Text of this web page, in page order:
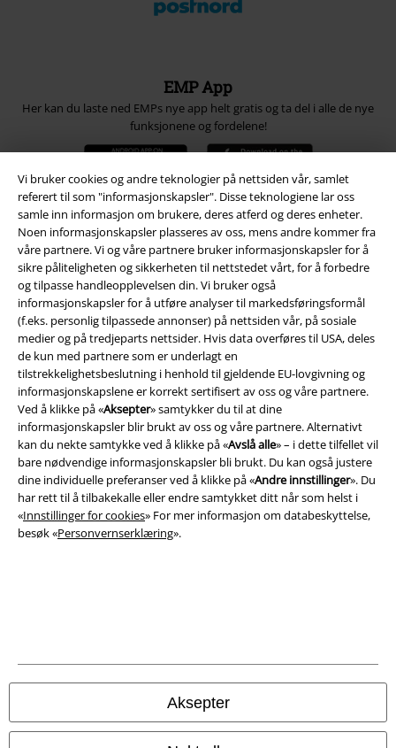
Vi bruker cookies og andre teknologier på nettsiden vår, samlet
referert til som "informasjonskapsler". Disse teknologiene lar oss
samle inn informasjon om brukere, deres atferd og deres enheter.
Noen informasjonskapsler plasseres av oss, mens andre kommer fra
våre partnere. Vi og våre partnere bruker informasjonskapsler for å
sikre påliteligheten og sikkerheten til nettstedet vårt, for å forbedre
og tilpasse handleopplevelsen din. Vi bruker også
informasjonskapsler for å utføre analyser til markedsføringsformål
(f.eks. personlig tilpassede annonser) på nettsiden vår, på sosiale
medier og på tredjeparts nettsider. Hvis data overføres til USA, deles
de kun med partnere som er underlagt en
tilstrekkelighetsbeslutning i henhold til gjeldende EU-lovgivning og
informasjonskapslene er korrekt sertifisert av oss og våre partnere.
Ved å klikke på «Aksepter» samtykker du til at dine
informasjonskapsler blir brukt av oss og våre partnere. Alternativt
kan du nekte samtykke ved å klikke på «Avslå alle» – i dette tilfellet vil
bare nødvendige informasjonskapsler bli brukt. Du kan også justere
dine individuelle preferanser ved å klikke på «Andre innstillinger». Du
har rett til å tilbakekalle eller endre samtykket ditt når som helst i
«Innstillinger for cookies» For mer informasjon om databeskyttelse,
besøk «Personvernserklæring».
Aksepter
EMP App
Her kan du laste ned EMPs nye app helt gratis og ta del i alle de nye
funksjonene og fordelene!
A Warner Music Group Company
Juridisk informasjon/Vilkår
Vilkår
Samsvarserklæring
Innstillinger for cookies